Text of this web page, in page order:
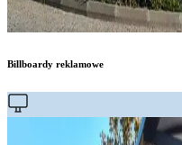
Billboardy reklamowe